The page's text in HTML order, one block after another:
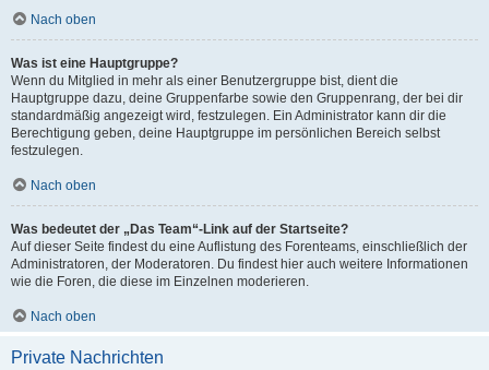
Nach oben
Was ist eine Hauptgruppe?
Wenn du Mitglied in mehr als einer Benutzergruppe bist, dient die
Hauptgruppe dazu, deine Gruppenfarbe sowie den Gruppenrang, der bei dir
standardmäßig angezeigt wird, festzulegen. Ein Administrator kann dir die
Berechtigung geben, deine Hauptgruppe im persönlichen Bereich selbst
festzulegen.
Nach oben
Was bedeutet der „Das Team“-Link auf der Startseite?
Auf dieser Seite findest du eine Auflistung des Forenteams, einschließlich der
Administratoren, der Moderatoren. Du findest hier auch weitere Informationen
wie die Foren, die diese im Einzelnen moderieren.
Nach oben
Private Nachrichten